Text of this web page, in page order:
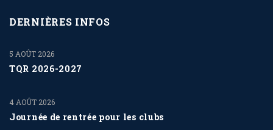
DERNIÈRES INFOS
TQR 2026-2027
5 AOÛT 2026
Journée de rentrée pour les clubs
4 AOÛT 2026